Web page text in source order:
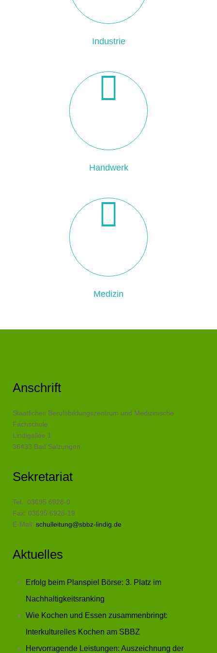
Industrie
Handwerk
Medizin
Anschrift
Staatliches Berufsbildungszentrum und Medizinische
Fachschule
Lindigallee 1
36433 Bad Salzungen
Sekretariat
Tel.: 03695 6928-0
Fax: 03695 6928-19
E-Mail:schulleitung@sbbz-lindig.de
Aktuelles
Erfolg beim Planspiel Börse: 3. Platz im
Nachhaltigkeitsranking
Wie Kochen und Essen zusammenbringt:
Interkulturelles Kochen am SBBZ
Hervorragende Leistungen: Auszeichnung der